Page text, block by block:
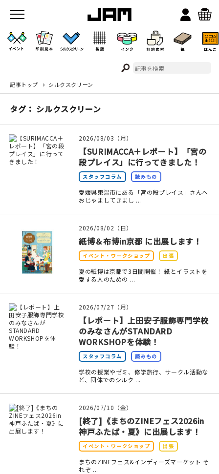
JAMのこと
お店/ワークスペース
シルクスクリーン
無地素材
紙
本
文房具
JAMグッズ
台湾グッズ
記事トップ シルクスクリーン
タグ： シルクスクリーン
2026/08/03（月）
【SURIMACCA＋レポート】「宮の
段プレイス」に行ってきました！
スタッフコラム 読みもの
愛媛県東温市にある「宮の段プレイス」さんへ
おじゃましてきまし ...
2026/08/02（日）
紙博＆布博in京都 に出展します！
イベント・ワークショップ 出張
夏の紙博は京都で3日間開催！ 紙とイラストを
愛する人のための ...
2026/07/27（月）
【レポート】上田安子服飾専門学校
のみなさんがSTANDARD
WORKSHOPを体験！
スタッフコラム 読みもの
学校の授業やゼミ、修学旅行、サークル活動な
ど、団体でのシルク ...
2026/07/10（金）
[終了]《まちのZINEフェス2026​in
神戸ふたば・夏》に出展します！
イベント・ワークショップ 出張
まちのZINEフェス&インディーズマーケット そ
れぞ ...